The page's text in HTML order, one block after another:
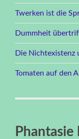
Twerken ist die
Dummheit
Die Nichtexistenz
Tomaten auf den